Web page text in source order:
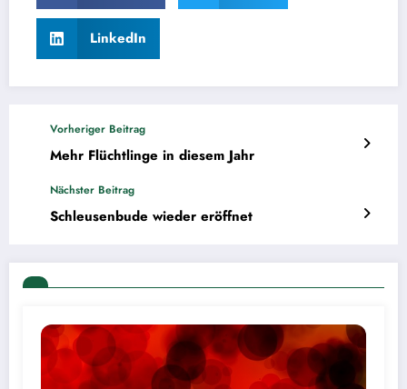
LinkedIn
Vorheriger Beitrag
Mehr Flüchtlinge in diesem Jahr
Nächster Beitrag
Schleusenbude wieder eröffnet